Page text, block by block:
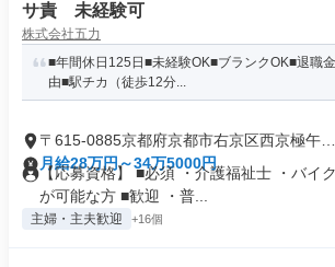
サ責 未経験可
株式会社五力
■年間休日125日■未経験OK■ブランクOK■退職
由■駅チカ（徒歩12分...
〒615-0885京都府京都市右京区西京極午塚
町
月給28万円～34万5000円
【応募資格】 ■必須 ・介護福祉士 ・バイ
が可能な方 ■歓迎 ・普...
主婦・主夫歓迎 +16個